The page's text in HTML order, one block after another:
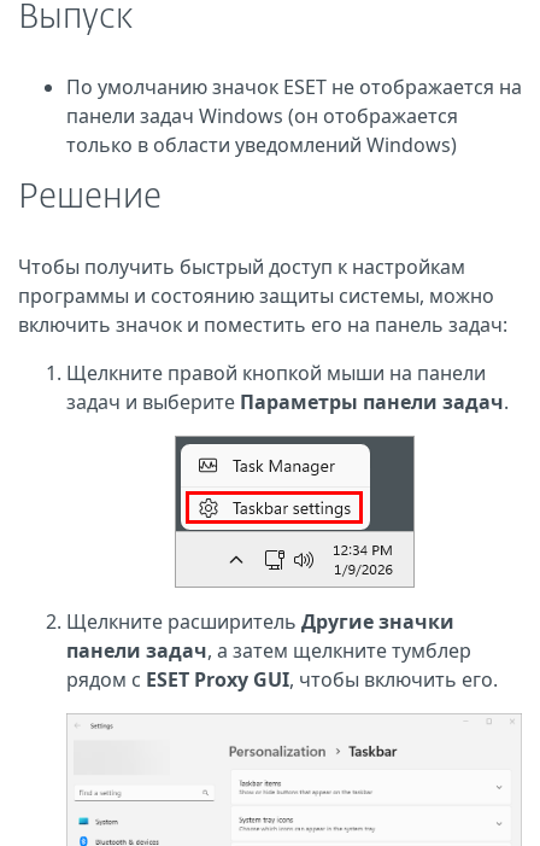
Выпуск
По умолчанию значок ESET не отображается на
панели задач Windows (он отображается
только в области уведомлений Windows)
Решение
Чтобы получить быстрый доступ к настройкам
программы и состоянию защиты системы, можно
включить значок и поместить его на панель задач:
Щелкните правой кнопкой мыши на панели
задач и выберите Параметры панели задач.
Щелкните расширитель Другие значки
панели задач, а затем щелкните тумблер
рядом с ESET Proxy GUI, чтобы включить его.